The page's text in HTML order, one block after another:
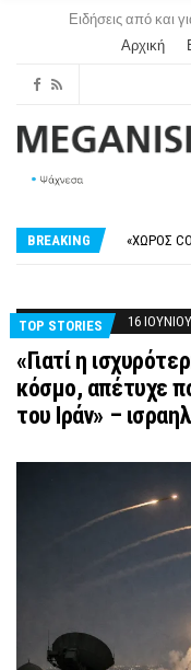
Ειδήσεις από και
Αρχική
BREAKING
ΠΕΡΊ
TOP STORIES
16
«Γιατί η
κόσμο, απέτυχε
του Ιράν» –